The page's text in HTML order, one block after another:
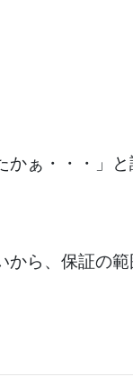
ぁ・・・」と
ら、保証の範